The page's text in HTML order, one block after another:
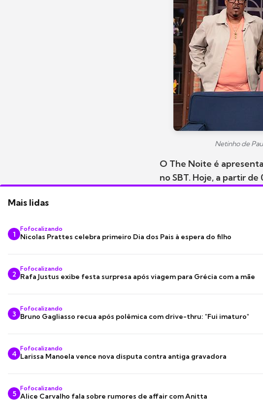
Netinho de
O The Noite é
no SBT. Hoje, a partir de
Mais lidas
1
Fofocalizando
Nicolas Prattes celebra primeiro Dia dos Pais à espera do filho
2
Fofocalizando
Rafa Justus exibe festa surpresa após viagem para Grécia com a mãe
3
Fofocalizando
Bruno Gagliasso recua após polêmica com drive-thru: "Fui imaturo"
4
Fofocalizando
Larissa Manoela vence nova disputa contra antiga gravadora
5
Fofocalizando
Alice Carvalho fala sobre rumores de affair com Anitta